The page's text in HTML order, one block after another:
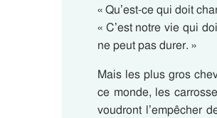
« Qu’est-ce qui doit
« C’est notre vie qui
ne peut pas durer. »
Mais les plus gros
ce monde, les
voudront l’empêcher